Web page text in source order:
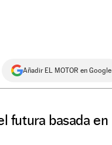
Añadir EL MOTOR en Google
futura basada en